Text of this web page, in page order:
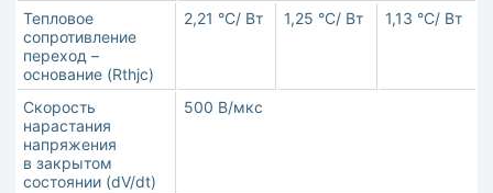
Тепловое
сопротивление
переход –
основание (Rthjc)
2,21 °С/ Вт 1,25 °С/ Вт 1,13 °С/ Вт
Скорость
нарастания
напряжения
в закрытом
состоянии (dV/dt)
500 В/мкс